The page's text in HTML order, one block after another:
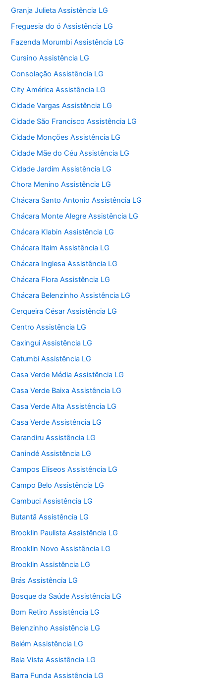
Granja Julieta Assistência LG
Freguesia do ó Assistência LG
Fazenda Morumbi Assistência LG
Cursino Assistência LG
Consolação Assistência LG
City América Assistência LG
Cidade Vargas Assistência LG
Cidade São Francisco Assistência LG
Cidade Monções Assistência LG
Cidade Mãe do Céu Assistência LG
Cidade Jardim Assistência LG
Chora Menino Assistência LG
Chácara Santo Antonio Assistência LG
Chácara Monte Alegre Assistência LG
Chácara Klabin Assistência LG
Chácara Itaim Assistência LG
Chácara Inglesa Assistência LG
Chácara Flora Assistência LG
Chácara Belenzinho Assistência LG
Cerqueira César Assistência LG
Centro Assistência LG
Caxingui Assistência LG
Catumbi Assistência LG
Casa Verde Média Assistência LG
Casa Verde Baixa Assistência LG
Casa Verde Alta Assistência LG
Casa Verde Assistência LG
Carandiru Assistência LG
Canindé Assistência LG
Campos Elíseos Assistência LG
Campo Belo Assistência LG
Cambuci Assistência LG
Butantã Assistência LG
Brooklin Paulista Assistência LG
Brooklin Novo Assistência LG
Brooklin Assistência LG
Brás Assistência LG
Bosque da Saúde Assistência LG
Bom Retiro Assistência LG
Belenzinho Assistência LG
Belém Assistência LG
Bela Vista Assistência LG
Barra Funda Assistência LG